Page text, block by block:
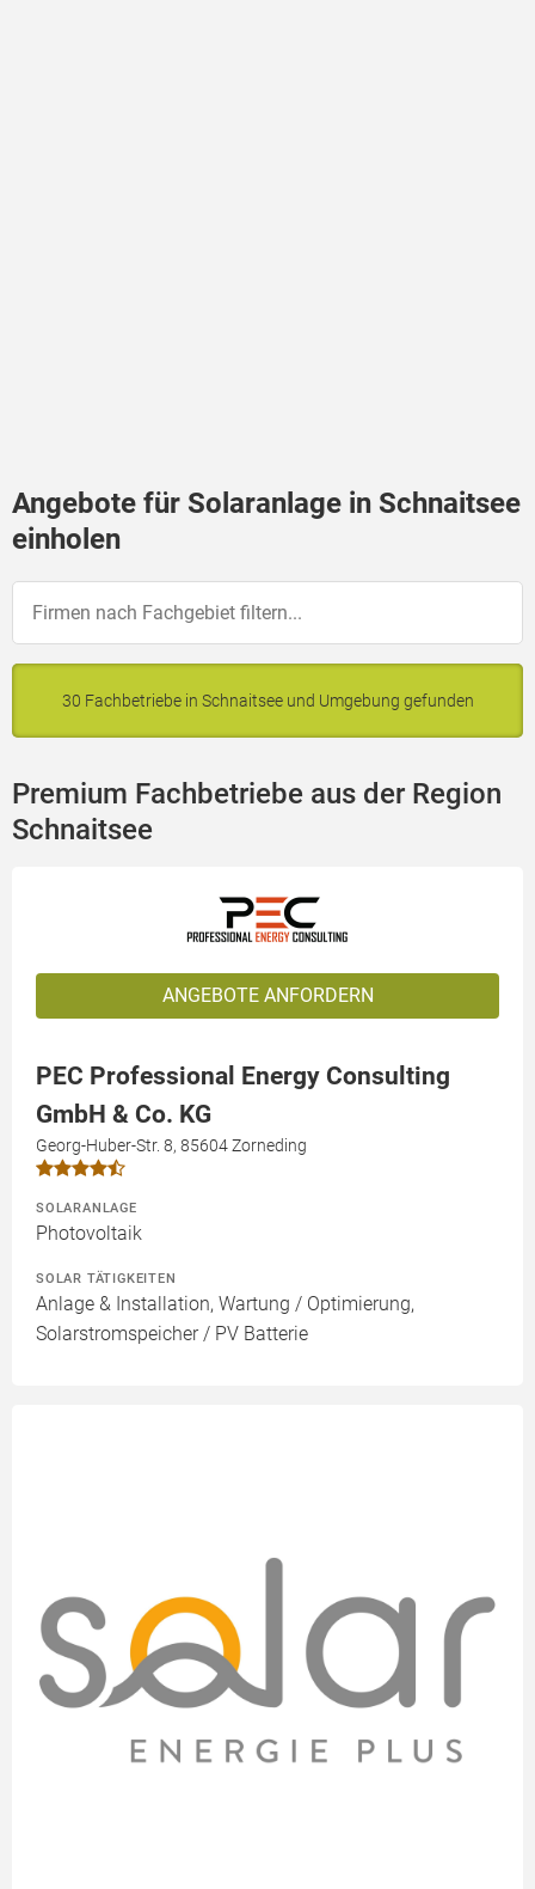
Angebote für Solaranlage in Schnaitsee
einholen
30 Fachbetriebe in Schnaitsee und Umgebung gefunden
Premium Fachbetriebe aus der Region
Schnaitsee
ANGEBOTE ANFORDERN
PEC Professional Energy Consulting
GmbH & Co. KG
Georg-Huber-Str. 8, 85604 Zorneding
SOLARANLAGE
Photovoltaik
SOLAR TÄTIGKEITEN
Anlage & Installation, Wartung / Optimierung,
Solarstromspeicher / PV Batterie